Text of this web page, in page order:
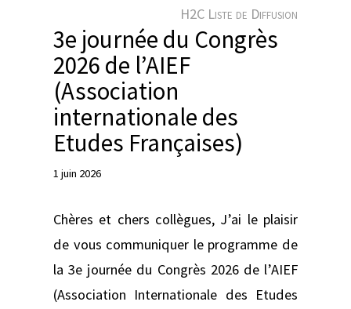
H2C Liste de Diffusion
3e journée du Congrès
2026 de l’AIEF
(Association
internationale des
Etudes Françaises)
1 juin 2026
Chères et chers collègues, J’ai le plaisir
de vous communiquer le programme de
la 3e journée du Congrès 2026 de l’AIEF
(Association Internationale des Etudes